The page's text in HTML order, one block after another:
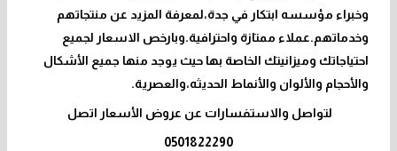
وخبراء مؤسسه ابتكار في جدة،لمعرفة المزيد عن منتجاتهم
وخدماتهم.عملاء ممتازة واحترافية.وبارخص الاسعار لجميع
احتياجاتك وميزانيتك الخاصة بها حيث يوجد منها جميع الأشكال
والأحجام والألوان والأنماط الحديثه،والعصرية.
لتواصل والاستفسارات عن عروض الأسعار اتصل
0501822290